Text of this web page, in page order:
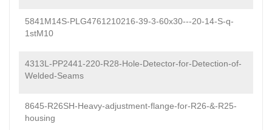
5841M14S-PLG4761210216-39-3-60x30---20-14-S-q-
1stM10
4313L-PP2441-220-R28-Hole-Detector-for-Detection-of-
Welded-Seams
8645-R26SH-Heavy-adjustment-flange-for-R26-&-R25-
housing